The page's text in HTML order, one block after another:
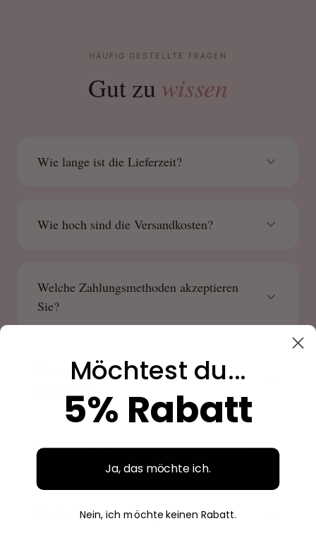
HÄUFIG GESTELLTE FRAGEN
Gut zu wissen
Wie lange ist die Lieferzeit?
Wie hoch sind die Versandkosten?
Welche Zahlungsmethoden akzeptieren
Sie?
Kann ich meine Bestellung ändern oder
Wie kann ich meine Bestellung verfolgen?
Wo befindet sich Beauty Source?
Möchtest du...
5% Rabatt
Ja, das möchte ich.
Nein, ich möchte keinen Rabatt.